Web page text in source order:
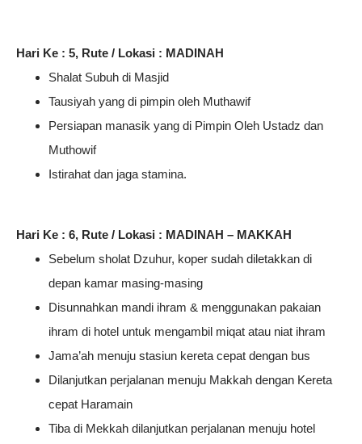
Hari Ke : 5, Rute / Lokasi : MADINAH
Shalat Subuh di Masjid
Tausiyah yang di pimpin oleh Muthawif
Persiapan manasik yang di Pimpin Oleh Ustadz dan
Muthowif
Istirahat dan jaga stamina.
Hari Ke : 6, Rute / Lokasi : MADINAH – MAKKAH
Sebelum sholat Dzuhur, koper sudah diletakkan di
depan kamar masing-masing
Disunnahkan mandi ihram & menggunakan pakaian
ihram di hotel untuk mengambil miqat atau niat ihram
Jama’ah menuju stasiun kereta cepat dengan bus
Dilanjutkan perjalanan menuju Makkah dengan Kereta
cepat Haramain
Tiba di Mekkah dilanjutkan perjalanan menuju hotel